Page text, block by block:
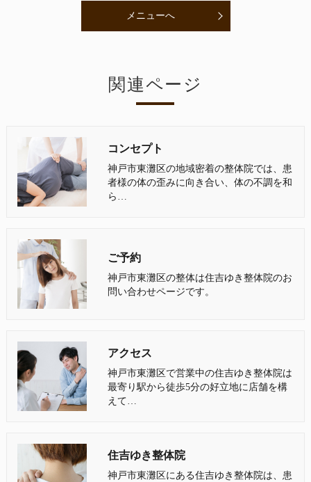
メニューへ
関連ページ
コンセプト
神戸市東灘区の地域密着の整体院では、患
者様の体の歪みに向き合い、体の不調を和
ら…
ご予約
神戸市東灘区の整体は住吉ゆき整体院のお
問い合わせページです。
アクセス
神戸市東灘区で営業中の住吉ゆき整体院は
最寄り駅から徒歩5分の好立地に店舗を構
えて…
住吉ゆき整体院
神戸市東灘区にある住吉ゆき整体院は、患